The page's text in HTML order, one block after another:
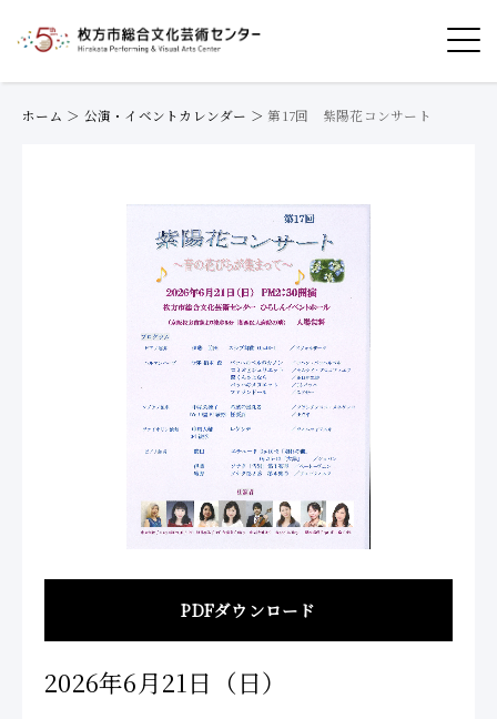
ホーム ＞ 公演・イベントカレンダー ＞ 第17回 紫陽花コンサート
PDFダウンロード
2026年6月21日（日）